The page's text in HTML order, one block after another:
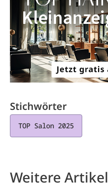
Stichwörter
TOP Salon 2025
Weitere Artikel